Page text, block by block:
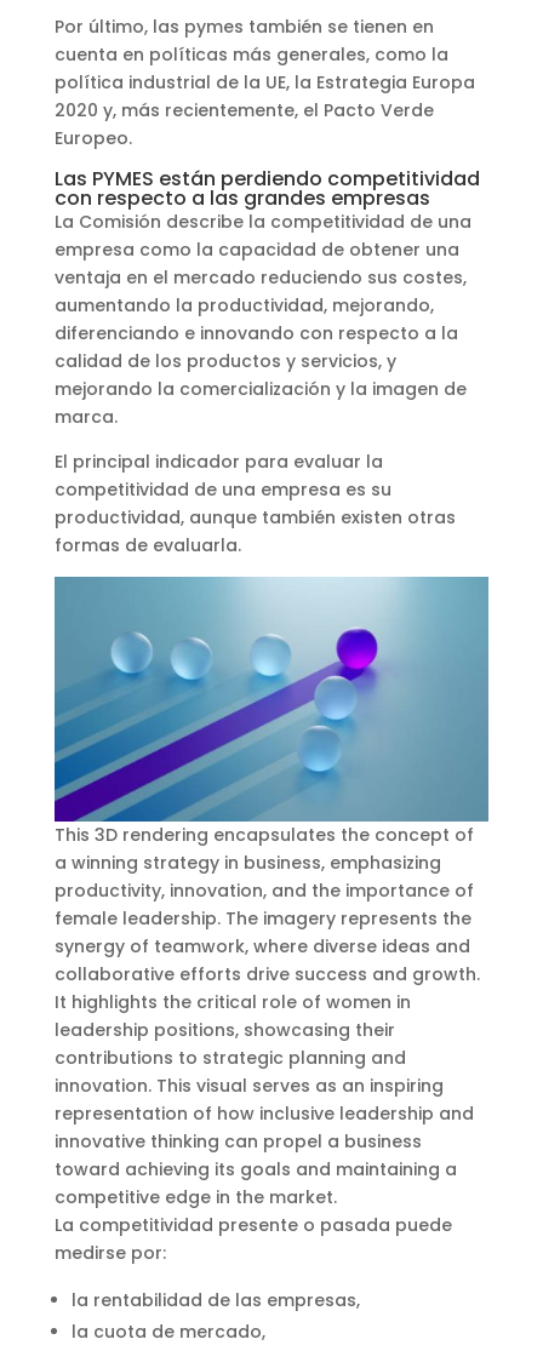
Por último, las pymes también se tienen en
cuenta en políticas más generales, como la
política industrial de la UE, la Estrategia Europa
2020 y, más recientemente, el Pacto Verde
Europeo.
Las PYMES están perdiendo competitividad
con respecto a las grandes empresas
La Comisión describe la competitividad de una
empresa como la capacidad de obtener una
ventaja en el mercado reduciendo sus costes,
aumentando la productividad, mejorando,
diferenciando e innovando con respecto a la
calidad de los productos y servicios, y
mejorando la comercialización y la imagen de
marca.
El principal indicador para evaluar la
competitividad de una empresa es su
productividad, aunque también existen otras
formas de evaluarla.
This 3D rendering encapsulates the concept of
a winning strategy in business, emphasizing
productivity, innovation, and the importance of
female leadership. The imagery represents the
synergy of teamwork, where diverse ideas and
collaborative efforts drive success and growth.
It highlights the critical role of women in
leadership positions, showcasing their
contributions to strategic planning and
innovation. This visual serves as an inspiring
representation of how inclusive leadership and
innovative thinking can propel a business
toward achieving its goals and maintaining a
competitive edge in the market.
La competitividad presente o pasada puede
medirse por:
la rentabilidad de las empresas,
la cuota de mercado,